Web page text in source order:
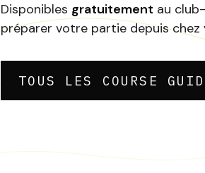
Disponibles gratuitement au
préparer votre partie depuis chez
TOUS LES COURSE